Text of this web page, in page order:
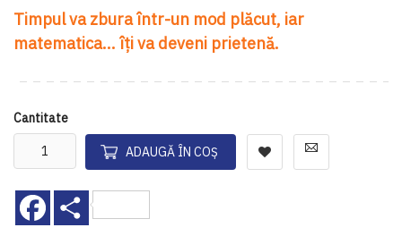
Timpul va zbura într-un mod plăcut, iar
matematica... îți va deveni prietenă.
Cantitate
ADAUGĂ ÎN COȘ
Facebook